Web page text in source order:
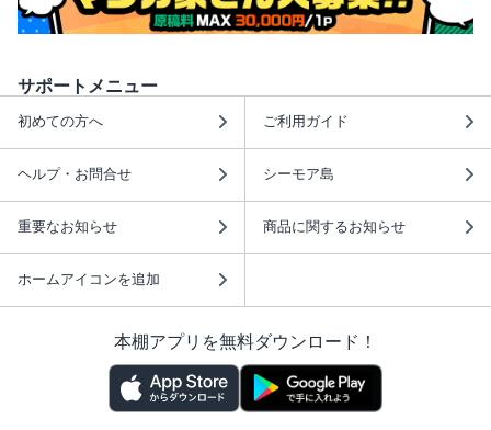
サポートメニュー
初めての方へ ご利用ガイド
ヘルプ・お問合せ シーモア島
重要なお知らせ 商品に関するお知らせ
ホームアイコンを追加
本棚アプリを無料ダウンロード！